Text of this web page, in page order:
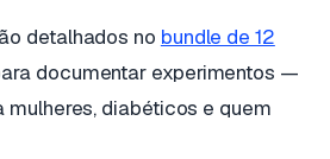
detalhados no bundle de 12
documentar experimentos —
mulheres, diabéticos e quem